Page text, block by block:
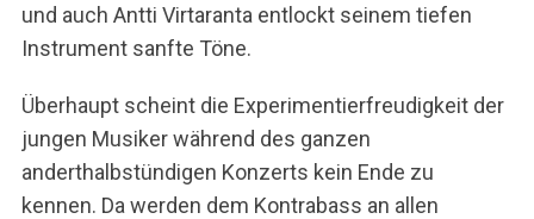
und auch Antti Virtaranta entlockt seinem tiefen
Instrument sanfte Töne.
Überhaupt scheint die Experimentierfreudigkeit der
jungen Musiker während des ganzen
anderthalbstündigen Konzerts kein Ende zu
kennen. Da werden dem Kontrabass an allen